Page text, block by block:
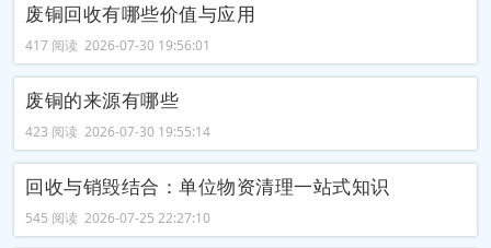
废铜回收有哪些价值与应用
417 阅读 2026-07-30 19:56:01
废铜的来源有哪些
423 阅读 2026-07-30 19:55:14
回收与销毁结合：单位物资清理一站式知识
545 阅读 2026-07-25 22:27:10